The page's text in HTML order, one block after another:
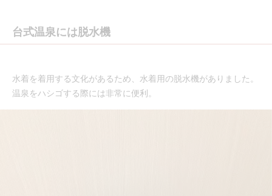
台式温泉には脱水機
水着を着用する文化があるため、水着用の脱水機がありました。
温泉をハシゴする際には非常に便利。